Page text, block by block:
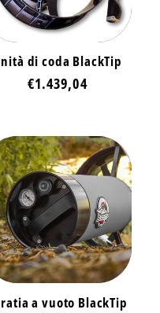
di coda BlackTip
Prezzo
€1.439,04
a vuoto BlackTip